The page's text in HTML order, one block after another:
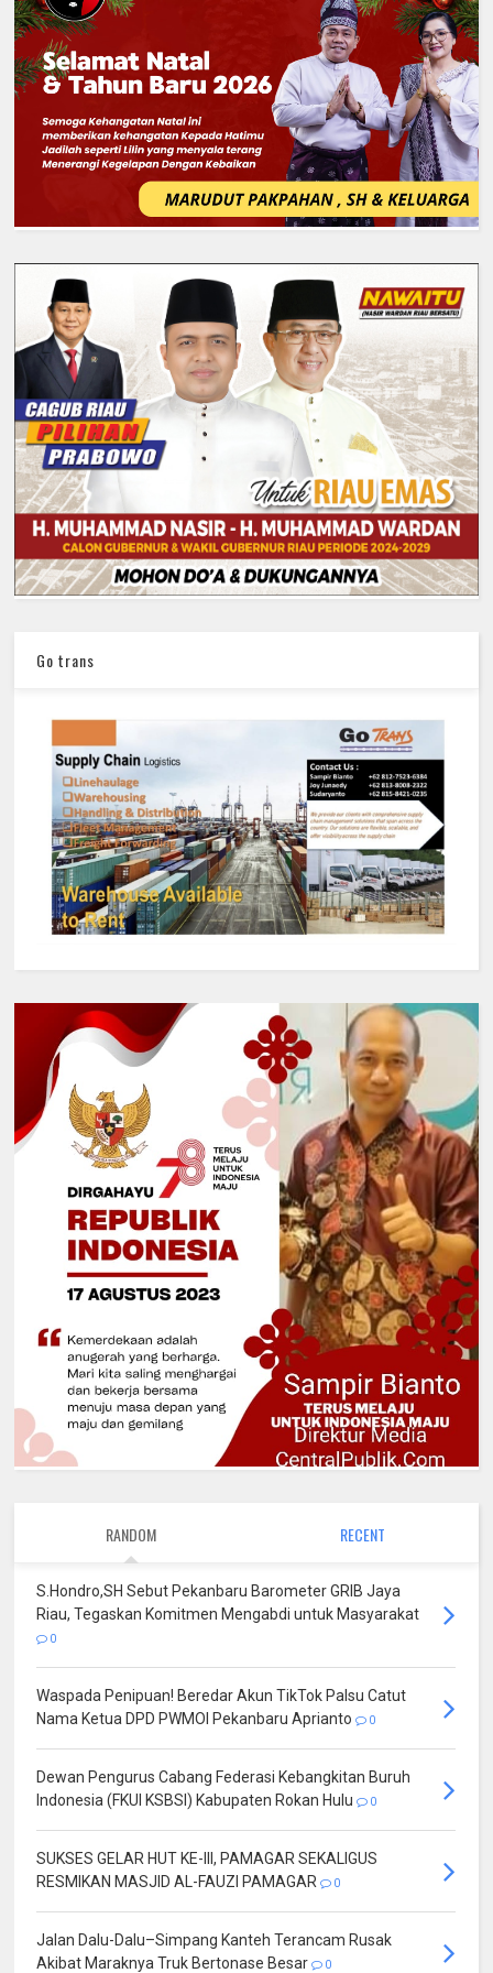
Go trans
RANDOM RECENT
S.Hondro,SH Sebut Pekanbaru Barometer GRIB Jaya
Riau, Tegaskan Komitmen Mengabdi untuk Masyarakat
0
Waspada Penipuan! Beredar Akun TikTok Palsu Catut
Nama Ketua DPD PWMOI Pekanbaru Aprianto
0
Dewan Pengurus Cabang Federasi Kebangkitan Buruh
Indonesia (FKUI KSBSI) Kabupaten Rokan Hulu
0
SUKSES GELAR HUT KE-III, PAMAGAR SEKALIGUS
RESMIKAN MASJID AL-FAUZI PAMAGAR
0
Jalan Dalu-Dalu–Simpang Kanteh Terancam Rusak
Akibat Maraknya Truk Bertonase Besar
0